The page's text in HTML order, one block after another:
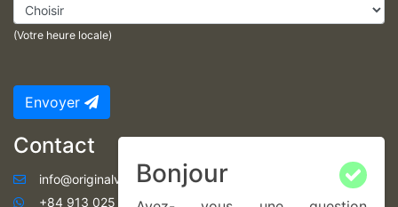
Bonjour
(Votre heure locale)
Envoyer
Contact
info@originalvietnam.com
+84 913 025 122 (WhatsApp, français et anglais)